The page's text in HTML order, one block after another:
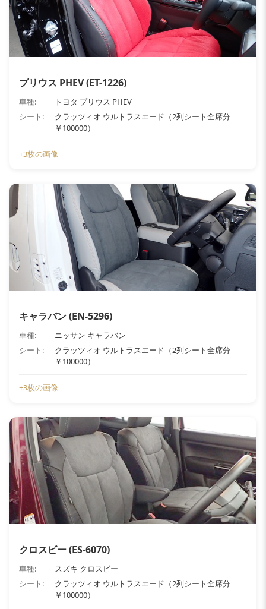
プリウス PHEV (ET-1226)
車種:
トヨタ プリウス PHEV
シート:
クラッツィオ ウルトラスエード（2列シート全席分
￥100000）
+3枚の画像
キャラバン (EN-5296)
車種:
ニッサン キャラバン
シート:
クラッツィオ ウルトラスエード（2列シート全席分
￥100000）
+3枚の画像
クロスビー (ES-6070)
車種:
スズキ クロスビー
シート:
クラッツィオ ウルトラスエード（2列シート全席分
￥100000）